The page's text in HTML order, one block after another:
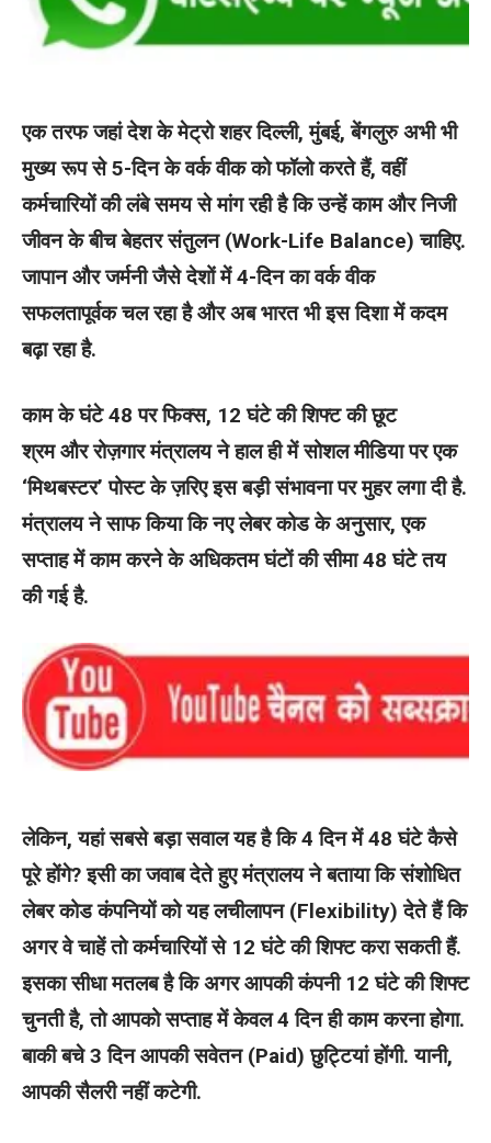
एक तरफ जहां देश के मेट्रो शहर दिल्ली, मुंबई, बेंगलुरु अभी भी
मुख्य रूप से 5-दिन के वर्क वीक को फॉलो करते हैं, वहीं
कर्मचारियों की लंबे समय से मांग रही है कि उन्हें काम और निजी
जीवन के बीच बेहतर संतुलन (Work-Life Balance) चाहिए.
जापान और जर्मनी जैसे देशों में 4-दिन का वर्क वीक
सफलतापूर्वक चल रहा है और अब भारत भी इस दिशा में कदम
बढ़ा रहा है.
काम के घंटे 48 पर फिक्स, 12 घंटे की शिफ्ट की छूट
श्रम और रोज़गार मंत्रालय ने हाल ही में सोशल मीडिया पर एक
‘मिथबस्टर’ पोस्ट के ज़रिए इस बड़ी संभावना पर मुहर लगा दी है.
मंत्रालय ने साफ किया कि नए लेबर कोड के अनुसार, एक
सप्ताह में काम करने के अधिकतम घंटों की सीमा 48 घंटे तय
की गई है.
लेकिन, यहां सबसे बड़ा सवाल यह है कि 4 दिन में 48 घंटे कैसे
पूरे होंगे? इसी का जवाब देते हुए मंत्रालय ने बताया कि संशोधित
लेबर कोड कंपनियों को यह लचीलापन (Flexibility) देते हैं कि
अगर वे चाहें तो कर्मचारियों से 12 घंटे की शिफ्ट करा सकती हैं.
इसका सीधा मतलब है कि अगर आपकी कंपनी 12 घंटे की शिफ्ट
चुनती है, तो आपको सप्ताह में केवल 4 दिन ही काम करना होगा.
बाकी बचे 3 दिन आपकी सवेतन (Paid) छुट्टियां होंगी. यानी,
आपकी सैलरी नहीं कटेगी.